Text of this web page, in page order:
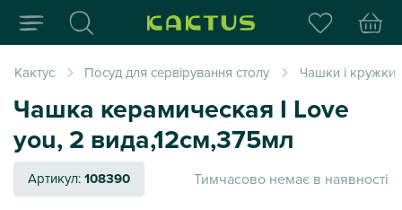
Інтернет-магазин
Кактус Посуд для сервірування столу Чашки і кружки
Чашка керамическая I Love
you, 2 вида,12см,375мл
Артикул:108390 Тимчасово немає в наявності